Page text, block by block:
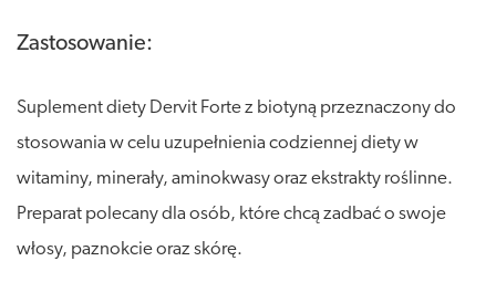
Zastosowanie:
Suplement diety Dervit Forte z biotyną przeznaczony do
stosowania w celu uzupełnienia codziennej diety w
witaminy, minerały, aminokwasy oraz ekstrakty roślinne.
Preparat polecany dla osób, które chcą zadbać o swoje
włosy, paznokcie oraz skórę.